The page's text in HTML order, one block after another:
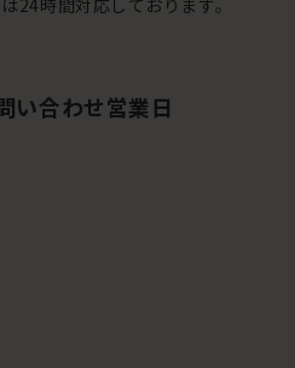
24時間対応しております。
い合わせ営業日